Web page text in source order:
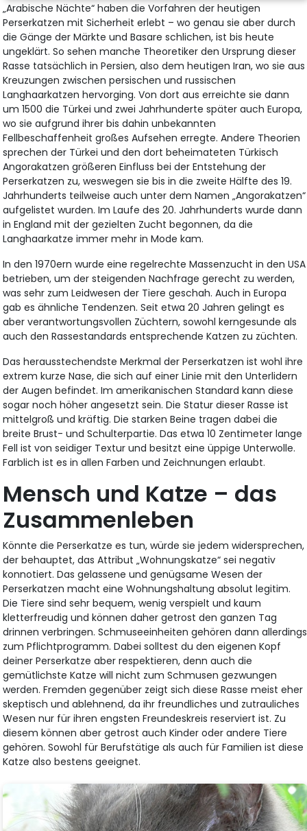
„Arabische Nächte“ haben die Vorfahren der heutigen
Perserkatzen mit Sicherheit erlebt – wo genau sie aber durch
die Gänge der Märkte und Basare schlichen, ist bis heute
ungeklärt. So sehen manche Theoretiker den Ursprung dieser
Rasse tatsächlich in Persien, also dem heutigen Iran, wo sie aus
Kreuzungen zwischen persischen und russischen
Langhaarkatzen hervorging. Von dort aus erreichte sie dann
um 1500 die Türkei und zwei Jahrhunderte später auch Europa,
wo sie aufgrund ihrer bis dahin unbekannten
Fellbeschaffenheit großes Aufsehen erregte. Andere Theorien
sprechen der Türkei und den dort beheimateten Türkisch
Angorakatzen größeren Einfluss bei der Entstehung der
Perserkatzen zu, weswegen sie bis in die zweite Hälfte des 19.
Jahrhunderts teilweise auch unter dem Namen „Angorakatzen“
aufgelistet wurden. Im Laufe des 20. Jahrhunderts wurde dann
in England mit der gezielten Zucht begonnen, da die
Langhaarkatze immer mehr in Mode kam.
In den 1970ern wurde eine regelrechte Massenzucht in den USA
betrieben, um der steigenden Nachfrage gerecht zu werden,
was sehr zum Leidwesen der Tiere geschah. Auch in Europa
gab es ähnliche Tendenzen. Seit etwa 20 Jahren gelingt es
aber verantwortungsvollen Züchtern, sowohl kerngesunde als
auch den Rassestandards entsprechende Katzen zu züchten.
Das herausstechendste Merkmal der Perserkatzen ist wohl ihre
extrem kurze Nase, die sich auf einer Linie mit den Unterlidern
der Augen befindet. Im amerikanischen Standard kann diese
sogar noch höher angesetzt sein. Die Statur dieser Rasse ist
mittelgroß und kräftig. Die starken Beine tragen dabei die
breite Brust- und Schulterpartie. Das etwa 10 Zentimeter lange
Fell ist von seidiger Textur und besitzt eine üppige Unterwolle.
Farblich ist es in allen Farben und Zeichnungen erlaubt.
Mensch und Katze – das
Zusammenleben
Könnte die Perserkatze es tun, würde sie jedem widersprechen,
der behauptet, das Attribut „Wohnungskatze“ sei negativ
konnotiert. Das gelassene und genügsame Wesen der
Perserkatzen macht eine Wohnungshaltung absolut legitim.
Die Tiere sind sehr bequem, wenig verspielt und kaum
kletterfreudig und können daher getrost den ganzen Tag
drinnen verbringen. Schmuseeinheiten gehören dann allerdings
zum Pflichtprogramm. Dabei solltest du den eigenen Kopf
deiner Perserkatze aber respektieren, denn auch die
gemütlichste Katze will nicht zum Schmusen gezwungen
werden. Fremden gegenüber zeigt sich diese Rasse meist eher
skeptisch und ablehnend, da ihr freundliches und zutrauliches
Wesen nur für ihren engsten Freundeskreis reserviert ist. Zu
diesem können aber getrost auch Kinder oder andere Tiere
gehören. Sowohl für Berufstätige als auch für Familien ist diese
Katze also bestens geeignet.